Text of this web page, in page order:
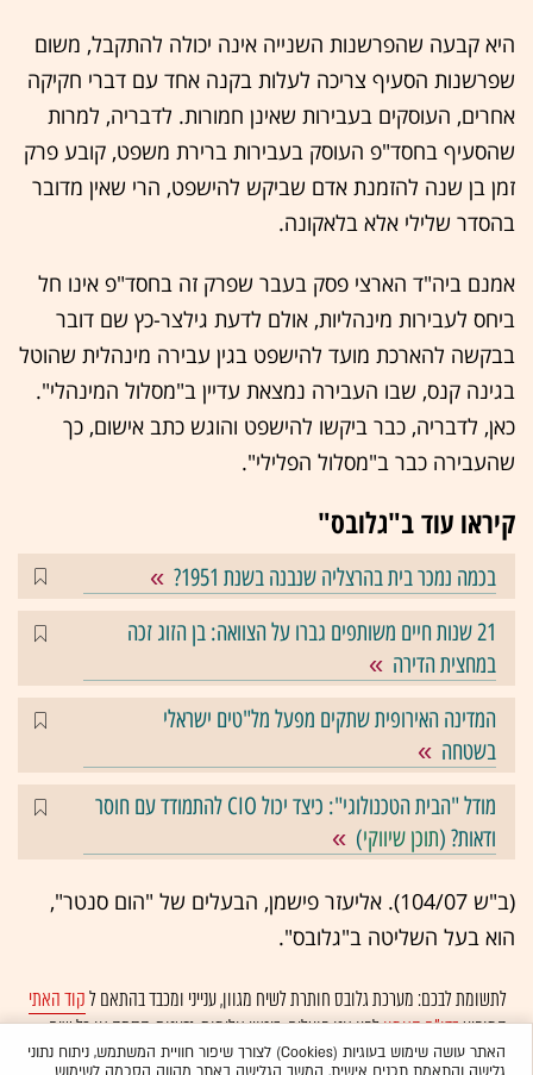
היא קבעה שהפרשנות השנייה אינה יכולה להתקבל, משום
שפרשנות הסעיף צריכה לעלות בקנה אחד עם דברי חקיקה
אחרים, העוסקים בעבירות שאינן חמורות. לדבריה, למרות
שהסעיף בחסד"פ העוסק בעבירות ברירת משפט, קובע פרק
זמן בן שנה להזמנת אדם שביקש להישפט, הרי שאין מדובר
בהסדר שלילי אלא בלאקונה.
אמנם ביה"ד הארצי פסק בעבר שפרק זה בחסד"פ אינו חל
ביחס לעבירות מינהליות, אולם לדעת גילצר-כץ שם דובר
בבקשה להארכת מועד להישפט בגין עבירה מינהלית שהוטל
בגינה קנס, שבו העבירה נמצאת עדיין ב"מסלול המינהלי".
כאן, לדבריה, כבר ביקשו להישפט והוגש כתב אישום, כך
שהעבירה כבר ב"מסלול הפלילי".
קיראו עוד ב"גלובס"
בכמה נמכר בית בהרצליה שנבנה בשנת 1951?
21 שנות חיים משותפים גברו על הצוואה: בן הזוג זכה
במחצית הדירה
המדינה האירופית שתקים מפעל מל"טים ישראלי
בשטחה
מודל "הבית הטכנולוגי": כיצד יכול CIO להתמודד עם חוסר
ודאות? (תוכן שיווקי)
(ב"ש 104/07). אליעזר פישמן, הבעלים של "הום סנטר",
הוא בעל השליטה ב"גלובס".
לתשומת לבכם: מערכת גלובס חותרת לשיח מגוון, ענייני ומכבד בהתאם לקוד האתי
המופיעבדו"ח האמוןלפיו אנו פועלים. ביטויי אלימות, גזענות, הסתה או כל שיח
בלתי הולם אחר מסוננים בצורהאוטומטיתולא יפורסמו באתר.
האתר עושה שימוש בעוגיות (Cookies) לצורך שיפור חוויית המשתמש, ניתוח נתוני